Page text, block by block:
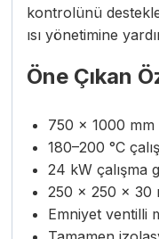
kontrolünü
ısı yönetimine
Öne Çıkan
750 × 1000 mm
180–200 °C
24 kW çalışma
250 × 250 × 30
Emniyet ventilli